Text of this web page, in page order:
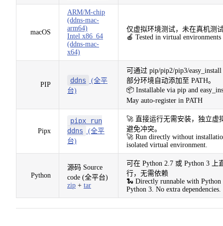
macOS
ARM/M-chip
(ddns-mac-
arm64)
Intel x86_64
(ddns-mac-
x64)
仅虚拟环境测试，未在真机测
🍎 Tested in virtual
PIP
ddns
(全平
台)
可通过 pip/pip2/pip3/
部分环境自动添加至 PATH。
📦 Installable via pip and
May auto-register in PATH
Pipx
pipx run
ddns
(全平
台)
🚀 直接运行无需安装，独立虚
避免冲突。
🚀 Run directly without
isolated virtual environment.
Python
源码 Source
code (全平台)
zip + tar
可在 Python 2.7 或 Python 3 上
行，无需依赖
🐍 Directly runnable with Python
Python 3. No extra dependencies.